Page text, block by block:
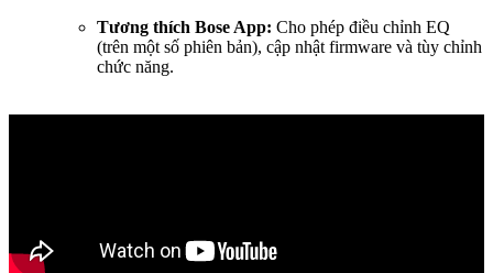
Tương thích Bose App: Cho phép điều chỉnh EQ
(trên một số phiên bản), cập nhật firmware và tùy chỉnh
chức năng.